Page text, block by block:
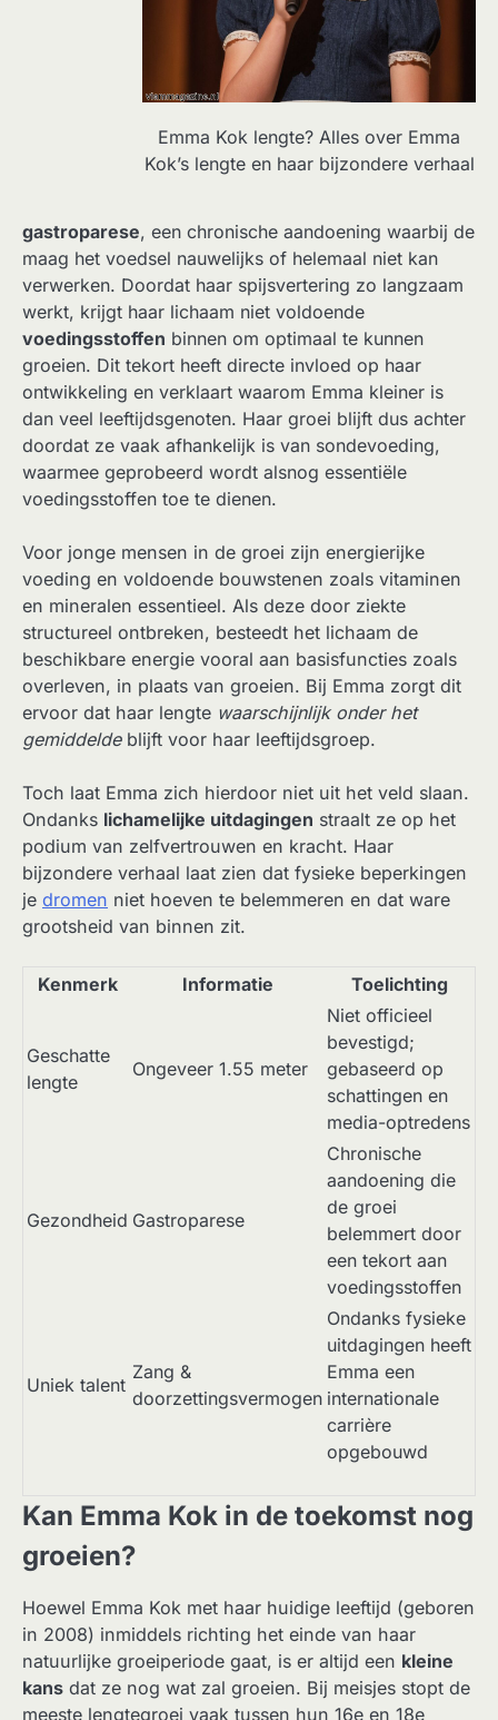
Emma Kok lengte? Alles over Emma
Kok’s lengte en haar bijzondere verhaal
gastroparese, een chronische aandoening waarbij de
maag het voedsel nauwelijks of helemaal niet kan
verwerken. Doordat haar spijsvertering zo langzaam
werkt, krijgt haar lichaam niet voldoende
voedingsstoffen binnen om optimaal te kunnen
groeien. Dit tekort heeft directe invloed op haar
ontwikkeling en verklaart waarom Emma kleiner is
dan veel leeftijdsgenoten. Haar groei blijft dus achter
doordat ze vaak afhankelijk is van sondevoeding,
waarmee geprobeerd wordt alsnog essentiële
voedingsstoffen toe te dienen.
Voor jonge mensen in de groei zijn energierijke
voeding en voldoende bouwstenen zoals vitaminen
en mineralen essentieel. Als deze door ziekte
structureel ontbreken, besteedt het lichaam de
beschikbare energie vooral aan basisfuncties zoals
overleven, in plaats van groeien. Bij Emma zorgt dit
ervoor dat haar lengte waarschijnlijk onder het
gemiddeldeblijft voor haar leeftijdsgroep.
Toch laat Emma zich hierdoor niet uit het veld slaan.
Ondanks lichamelijke uitdagingen straalt ze op het
podium van zelfvertrouwen en kracht. Haar
bijzondere verhaal laat zien dat fysieke beperkingen
je dromen niet hoeven te belemmeren en dat ware
grootsheid van binnen zit.
Kenmerk Informatie Toelichting
Geschatte
lengte
Ongeveer 1.55 meter
Niet officieel
bevestigd;
gebaseerd op
schattingen en
media-optredens
Gezondheid Gastroparese
Chronische
aandoening die
de groei
belemmert door
een tekort aan
voedingsstoffen
Uniek talent
Zang &
doorzettingsvermogen
Ondanks fysieke
uitdagingen heeft
Emma een
internationale
carrière
opgebouwd
Kan Emma Kok in de toekomst nog
groeien?
Hoewel Emma Kok met haar huidige leeftijd (geboren
in 2008) inmiddels richting het einde van haar
natuurlijke groeiperiode gaat, is er altijd een kleine
kans dat ze nog wat zal groeien. Bij meisjes stopt de
meeste lengtegroei vaak tussen hun 16e en 18e